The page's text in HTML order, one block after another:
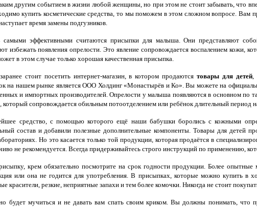
другим событием в жизни любой женщины, но при этом не стоит забывать, что
купить косметические средства, то мы поможем в этом сложном вопросе. Вам
время замены подгузников.
самыми эффективными считаются присыпки для малыша. Они представляют
избежать появления опрелости. Это явление сопровождается воспалением кожи,
в этом случае только хорошая качественная присыпка.
стоит посетить интернет-магазин, в котором продаютсятовары для детей,
на нашем рынке является ООО Холдинг «Монастырёв и Ко». Вы можете на
и импортных производителей. Опрелости у малыша появляются в основном по
сопровождается обильным потоотделением или ребёнок длительный период
средство, с помощью которого ещё наши бабушки боролись с кожными
состав и добавили полезные дополнительные компоненты. Товары для детей
Но это касается только той продукции, которая продаётся в
не рекомендуется. Всегда придерживайтесь строго инструкций по применению,
крем обязательно посмотрите на срок годности продукции. Более
или она не годится для употребления. В присыпках, которые можно купить в
красители, резкие, неприятные запахи и тем более комочки. Никогда не стоит
будет мучиться и не давать вам спать своим криком. Вы должны понимать, что